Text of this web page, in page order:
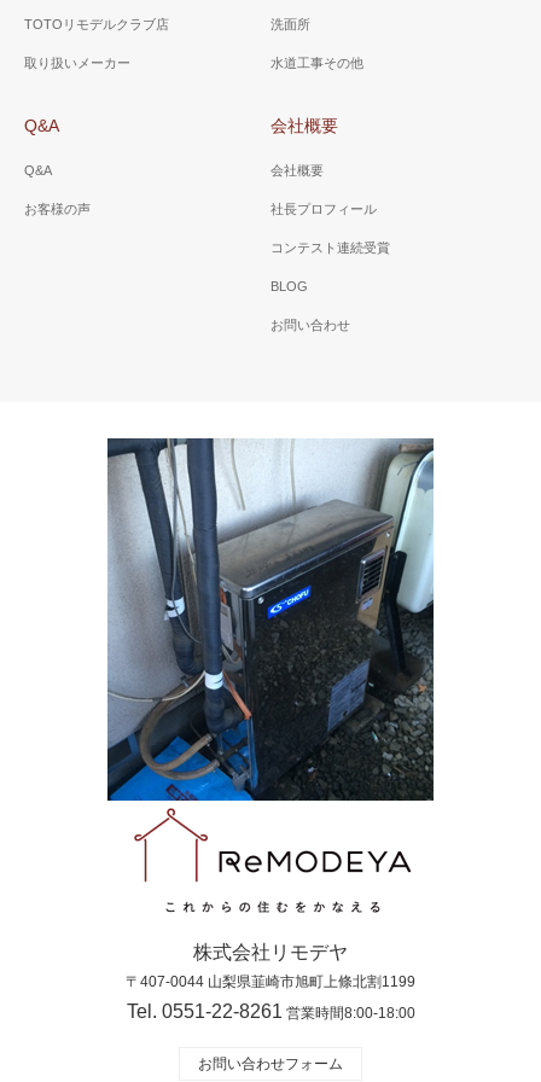
TOTOリモデルクラブ店
取り扱いメーカー
洗面所
水道工事その他
Q&A
Q&A
お客様の声
会社概要
会社概要
社長プロフィール
コンテスト連続受賞
BLOG
お問い合わせ
株式会社リモデヤ
〒407-0044 山梨県韮崎市旭町上條北割1199
Tel. 0551-22-8261営業時間8:00-18:00
お問い合わせフォーム